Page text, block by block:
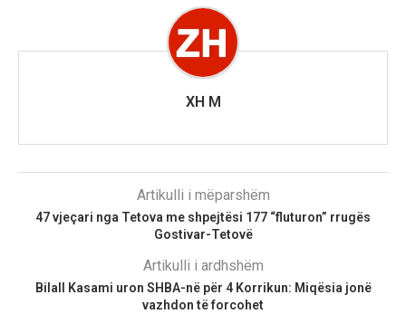
XH M
Artikulli i mëparshëm
47 vjeçari nga Tetova me shpejtësi 177 “fluturon” rrugës
Gostivar-Tetovë
Artikulli i ardhshëm
Bilall Kasami uron SHBA-në për 4 Korrikun: Miqësia jonë
vazhdon të forcohet